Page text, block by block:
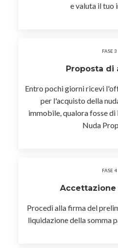
e valuta il tuo
Proposta di
Entro pochi giorni ricevi
per l'acquisto della
immobile,qualora fosse di
Nuda
Accettazione
Procedi alla firma del
liquidazione della somma